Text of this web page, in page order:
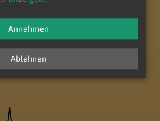
Anfang der Seite
Ablehnen
Annehmen